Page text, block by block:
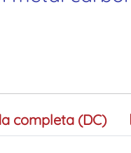
completa (DC)